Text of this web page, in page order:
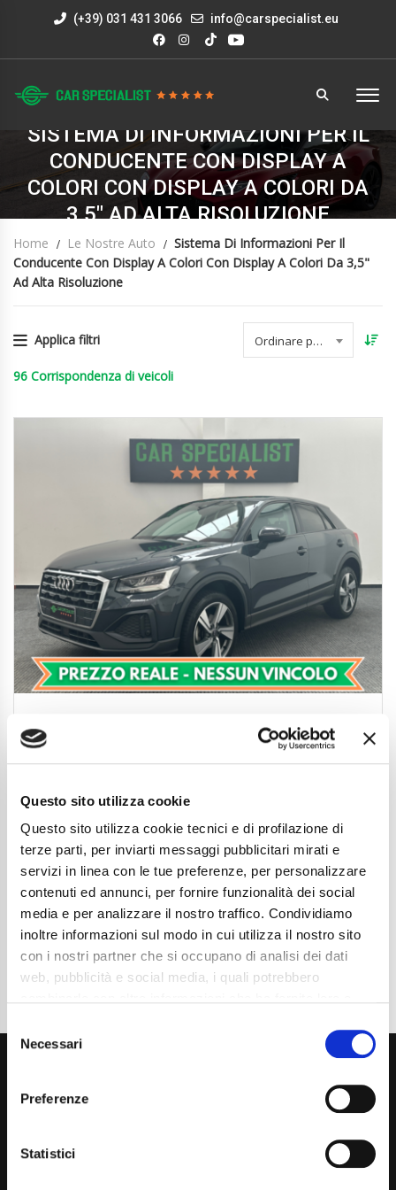
Questo sito utilizza cookie
Questo sito utilizza cookie tecnici e di profilazione di
terze parti, per inviarti messaggi pubblicitari mirati e
servizi in linea con le tue preferenze, per personalizzare
contenuti ed annunci, per fornire funzionalità dei social
media e per analizzare il nostro traffico. Condividiamo
inoltre informazioni sul modo in cui utilizza il nostro sito
con i nostri partner che si occupano di analisi dei dati
web, pubblicità e social media, i quali potrebbero
mera chiusura del banner non comporta l’accettazione
tutti” o selezionando le diverse categorie di cookies
Selection
Necessari
Preferenze
Statistici
(+39) 031 431 3066 info@carspecialist.eu
SISTEMA DI INFORMAZIONI PER IL
CONDUCENTE CON DISPLAY A
COLORI CON DISPLAY A COLORI DA
3,5" AD ALTA RISOLUZIONE
Home Le Nostre Auto
Sistema Di Informazioni Per Il
Conducente Con Display A Colori Con Display A Colori Da 3,5"
Ad Alta Risoluzione
Applica filtri Ordinare per data
96 Corrispondenza di veicoli
UNIPROP.|LED|REAR|ACC|CARPLAY|18′
23.850€
Anni
Tipo Di Carburante
Benzina
Cambio
Automatico
Normativa Euro
Euro6d-ISC-FCM
Dettaglio